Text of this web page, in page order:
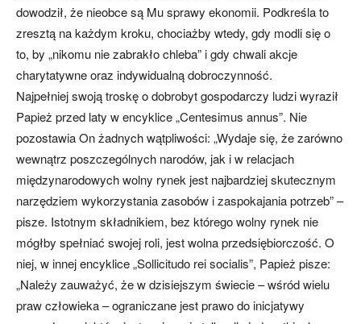
dowodził, że nieobce są Mu sprawy ekonomii. Podkreśla to
zresztą na każdym kroku, chociażby wtedy, gdy modli się o
to, by „nikomu nie zabrakło chleba” i gdy chwali akcje
charytatywne oraz indywidualną dobroczynność.
Najpełniej swoją troskę o dobrobyt gospodarczy ludzi wyraził
Papież przed laty w encyklice „Centesimus annus”. Nie
pozostawia On żadnych wątpliwości: „Wydaje się, że zarówno
wewnątrz poszczególnych narodów, jak i w relacjach
międzynarodowych wolny rynek jest najbardziej skutecznym
narzędziem wykorzystania zasobów i zaspokajania potrzeb” –
pisze. Istotnym składnikiem, bez którego wolny rynek nie
mógłby spełniać swojej roli, jest wolna przedsiębiorczość. O
niej, w innej encyklice „Sollicitudo rei socialis”, Papież pisze:
„Należy zauważyć, że w dzisiejszym świecie – wśród wielu
praw człowieka – ograniczane jest prawo do inicjatywy